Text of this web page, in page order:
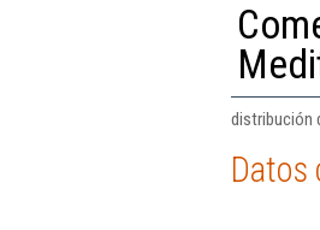
distribución
Datos